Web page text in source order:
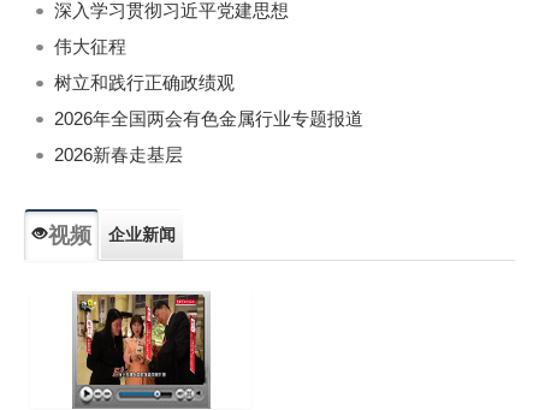
深入学习贯彻习近平党建思想
伟大征程
树立和践行正确政绩观
2026年全国两会有色金属行业专题报道
2026新春走基层
视频 企业新闻